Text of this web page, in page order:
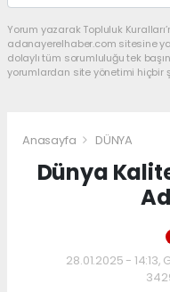
Yorum yazarak Topluluk
adanayerelhaber.com sitesine
dolaylı tüm sorumluluğu tek
yorumlardan site yönetimi hiçbir
Anasayfa DÜNYA
Dünya
28.01.2025 -